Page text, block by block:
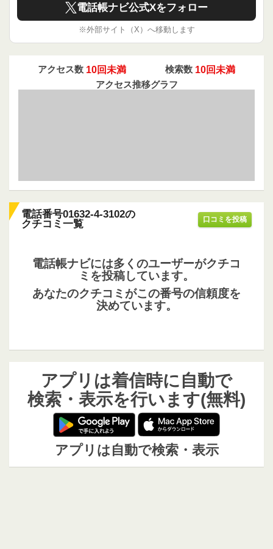
電話帳ナビ公式Xをフォロー
※外部サイト（X）へ移動します
アクセス数 10回未満 検索数 10回未満
アクセス推移グラフ
電話番号01632-4-3102の
クチコミ一覧
口コミを投稿
電話帳ナビには多くのユーザーがクチコ
ミを投稿しています。
あなたのクチコミがこの番号の信頼度を
決めています。
アプリは着信時に自動で
検索・表示を行います(無料)
アプリは自動で検索・表示